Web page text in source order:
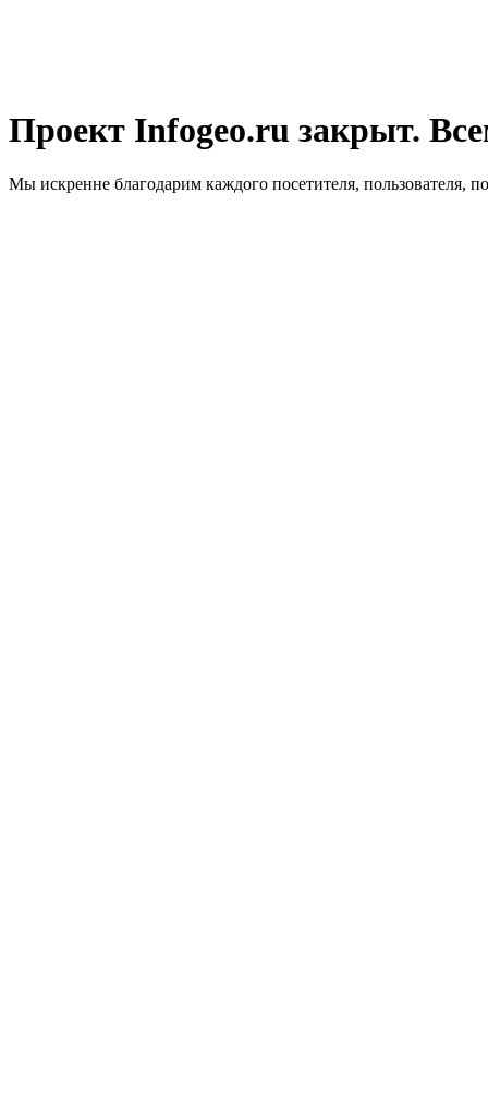
Проект Infogeo.ru закрыт.
Мы искренне благодарим каждого посетителя, пользователя,